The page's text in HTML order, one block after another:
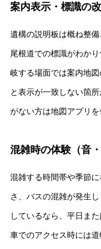
案内表示・標識の
遺構の説明板は概ね整
尾根道での標識がわか
岐する場面では案内地
と表示が一致しない箇
がない方は地図アプリを
混雑時の体験（音
混雑する時間帯や季節
さ、バスの混雑が発生
しているなら、平日ま
車でのアクセス時には